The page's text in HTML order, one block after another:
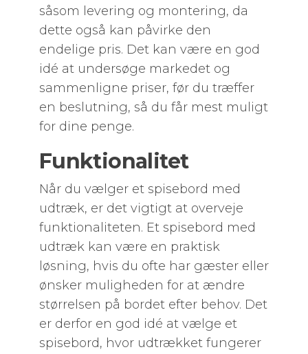
såsom levering og montering, da
dette også kan påvirke den
endelige pris. Det kan være en god
idé at undersøge markedet og
sammenligne priser, før du træffer
en beslutning, så du får mest muligt
for dine penge.
Funktionalitet
Når du vælger et spisebord med
udtræk, er det vigtigt at overveje
funktionaliteten. Et spisebord med
udtræk kan være en praktisk
løsning, hvis du ofte har gæster eller
ønsker muligheden for at ændre
størrelsen på bordet efter behov. Det
er derfor en god idé at vælge et
spisebord, hvor udtrækket fungerer